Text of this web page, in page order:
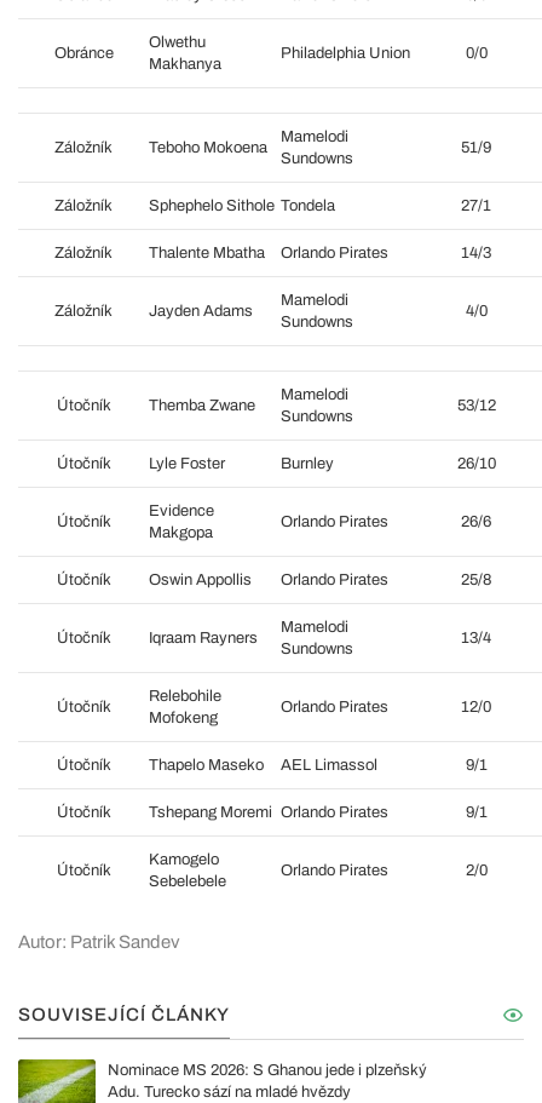
Obránce
Olwethu
Makhanya
Philadelphia Union 0/0
Záložník Teboho Mokoena
Mamelodi
Sundowns
51/9
Záložník Sphephelo Sithole Tondela 27/1
Záložník Thalente Mbatha Orlando Pirates 14/3
Záložník Jayden Adams
Mamelodi
Sundowns
4/0
Útočník Themba Zwane
Mamelodi
Sundowns
53/12
Útočník Lyle Foster Burnley 26/10
Útočník
Evidence
Makgopa
Orlando Pirates 26/6
Útočník Oswin Appollis Orlando Pirates 25/8
Útočník Iqraam Rayners
Mamelodi
Sundowns
13/4
Útočník
Relebohile
Mofokeng
Orlando Pirates 12/0
Útočník Thapelo Maseko AEL Limassol 9/1
Útočník Tshepang Moremi Orlando Pirates 9/1
Útočník
Kamogelo
Sebelebele
Orlando Pirates 2/0
Autor: Patrik Sandev
SOUVISEJÍCÍ ČLÁNKY
Nominace MS 2026: S Ghanou jede i plzeňský
Adu. Turecko sází na mladé hvězdy